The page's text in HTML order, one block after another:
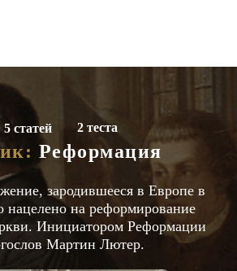
5 статей 2 теста
Реформация
зародившееся в Европе в
нацелено на реформирование
Инициатором Реформации
Мартин Лютер.